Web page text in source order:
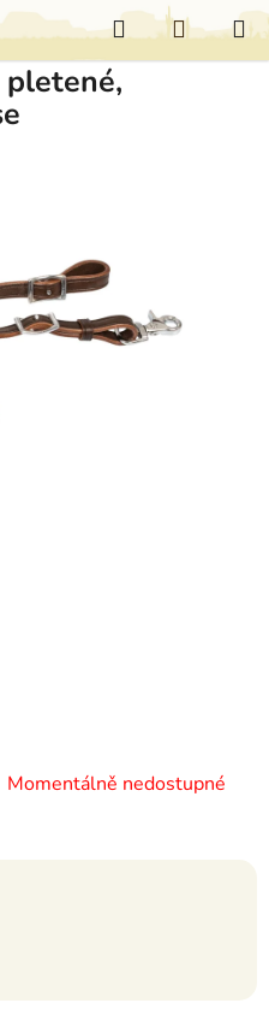
Hledat
KOŠÍK
Momentálně nedostupné